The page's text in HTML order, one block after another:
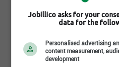
Exerce un leadership
des élu(e)s, du
partenaires envers
Offre des services
aux besoins avec
efficience;
Photos et vidéos
Jobillico asks for your
data for the
Personalised advertising
content measurement,
development